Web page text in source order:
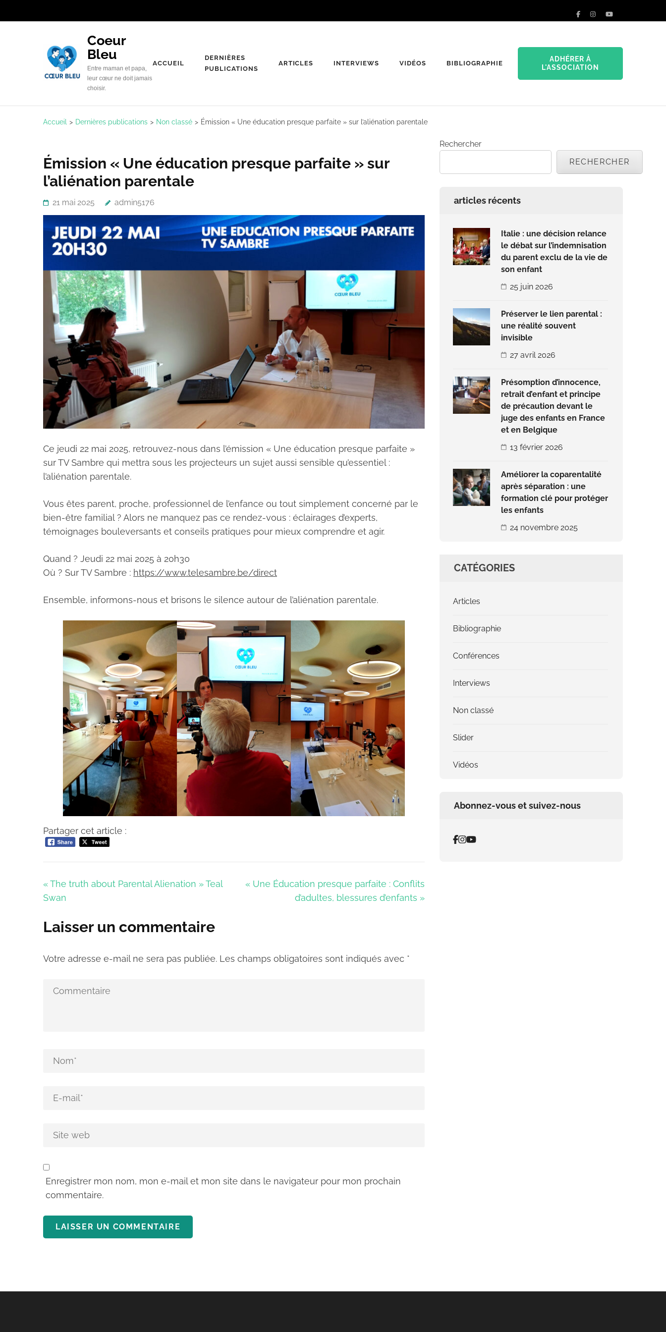
au
Coeur
Bleu
Entre maman et papa,
leur cœur ne doit jamais
choisir.
ACCUEIL
DERNIÈRES
PUBLICATIONS
ARTICLES INTERVIEWS VIDÉOS BIBLIOGRAPHIE
ADHÉRER À
L'ASSOCIATION
Accueil > Dernières publications > Non classé > Émission « Une éducation presque parfaite » sur l’aliénation parentale
Émission « Une éducation presque parfaite » sur
l’aliénation parentale
21 mai 2025 admin5176
Ce jeudi 22 mai 2025, retrouvez-nous dans l’émission « Une éducation presque parfaite »
sur TV Sambre qui mettra sous les projecteurs un sujet aussi sensible qu’essentiel :
l’aliénation parentale.
Vous êtes parent, proche, professionnel de l’enfance ou tout simplement concerné par le
bien-être familial ? Alors ne manquez pas ce rendez-vous : éclairages d’experts,
témoignages bouleversants et conseils pratiques pour mieux comprendre et agir.
Quand ? Jeudi 22 mai 2025 à 20h30
Où ? Sur TV Sambre : https://www.telesambre.be/direct
Ensemble, informons-nous et brisons le silence autour de l’aliénation parentale.
Partager cet article :
Navigation
de
« The truth about Parental Alienation » Teal
Swan
« Une Éducation presque parfaite : Conflits
d’adultes, blessures d’enfants »
Laisser un commentaire
Votre adresse e-mail ne sera pas publiée. Les champs obligatoires sont indiqués avec *
Enregistrer mon nom, mon e-mail et mon site dans le navigateur pour mon prochain
commentaire.
Rechercher
RECHERCHER
articles récents
Italie : une décision relance
le débat sur l’indemnisation
du parent exclu de la vie de
son enfant
25 juin 2026
Préserver le lien parental :
une réalité souvent
invisible
27 avril 2026
Présomption d’innocence,
retrait d’enfant et principe
de précaution devant le
juge des enfants en France
et en Belgique
13 février 2026
Améliorer la coparentalité
après séparation : une
formation clé pour protéger
les enfants
24 novembre 2025
CATÉGORIES
Articles
Bibliographie
Conférences
Interviews
Non classé
Slider
Vidéos
Abonnez-vous et suivez-nous